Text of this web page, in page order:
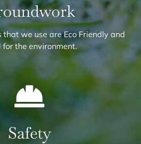
we use are Eco Friendly and
for the environment.
Safety